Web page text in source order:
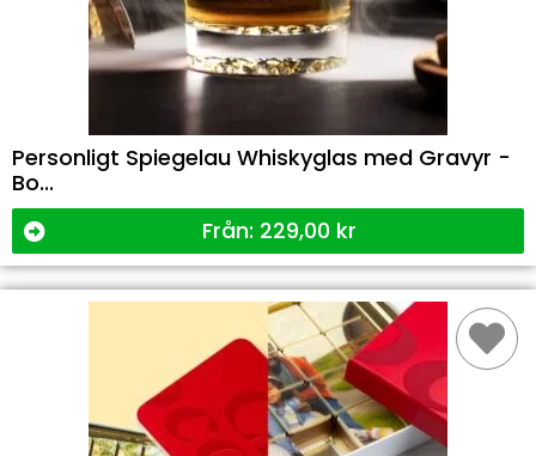
Personligt Spiegelau Whiskyglas med Gravyr -
Bo...
Från: 229,00 kr